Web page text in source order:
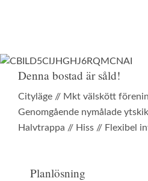
Denna bostad är såld!
Cityläge // Mkt välskött
Genomgående nymålade
Halvtrappa // Hiss // Flexibel
Planlösning